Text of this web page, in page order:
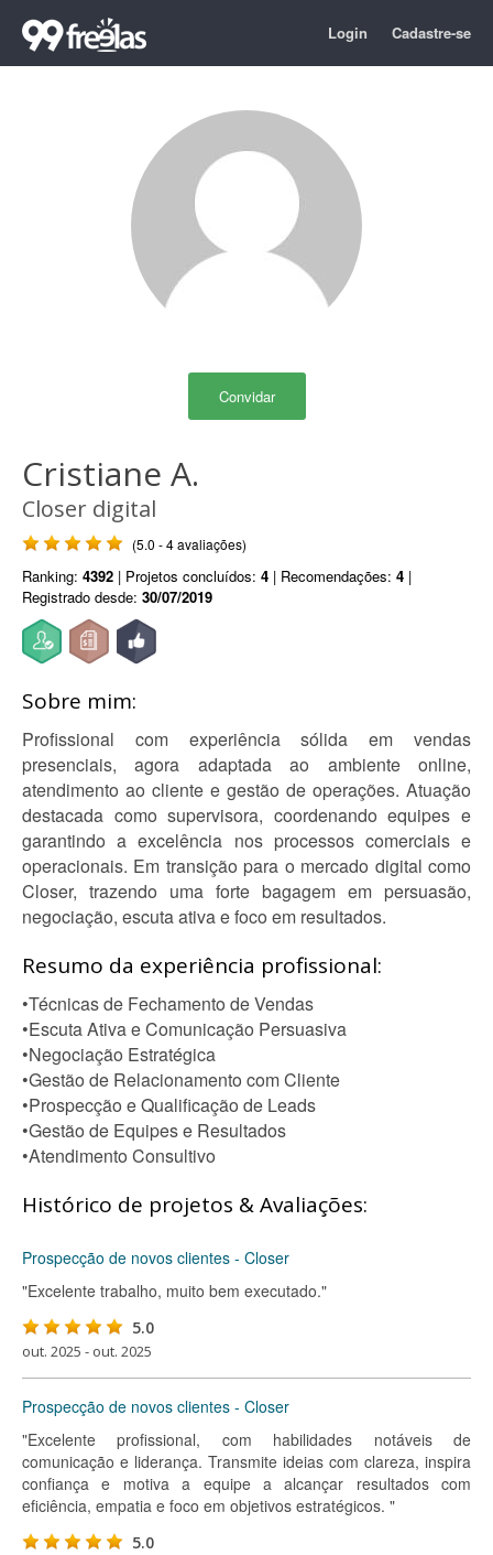
Login Cadastre-se
Convidar
Cristiane A.
Closer digital
(5.0 - 4 avaliações)
Ranking: 4392 | Projetos concluídos: 4 | Recomendações: 4 |
Registrado desde: 30/07/2019
Sobre mim:
Profissional com experiência sólida em vendas
presenciais, agora adaptada ao ambiente online,
atendimento ao cliente e gestão de operações. Atuação
destacada como supervisora, coordenando equipes e
garantindo a excelência nos processos comerciais e
operacionais. Em transição para o mercado digital como
Closer, trazendo uma forte bagagem em persuasão,
negociação, escuta ativa e foco em resultados.
Resumo da experiência profissional:
•Técnicas de Fechamento de Vendas
•Escuta Ativa e Comunicação Persuasiva
•Negociação Estratégica
•Gestão de Relacionamento com Cliente
•Prospecção e Qualificação de Leads
•Gestão de Equipes e Resultados
•Atendimento Consultivo
Histórico de projetos & Avaliações:
Prospecção de novos clientes - Closer
"Excelente trabalho, muito bem executado."
5.0
out. 2025 - out. 2025
Prospecção de novos clientes - Closer
"Excelente profissional, com habilidades notáveis de
comunicação e liderança. Transmite ideias com clareza, inspira
confiança e motiva a equipe a alcançar resultados com
eficiência, empatia e foco em objetivos estratégicos. "
5.0